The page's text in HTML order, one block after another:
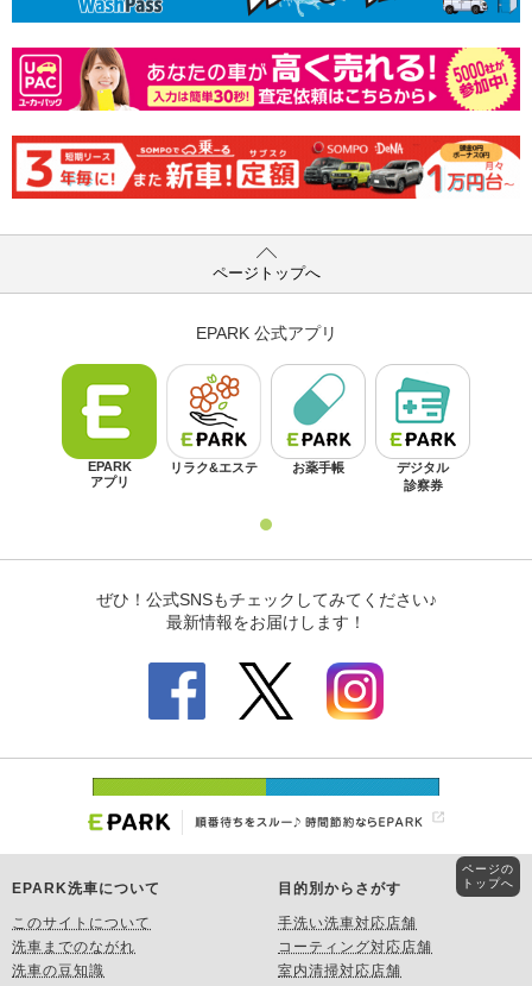
ページトップへ
EPARK洗車について
このサイトについて
洗車までのながれ
洗車の豆知識
目的別からさがす
手洗い洗車対応店舗
コーティング対応店舗
室内清掃対応店舗
ページの
トップへ